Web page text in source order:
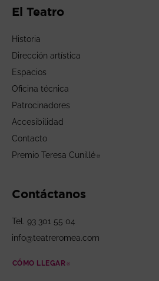
El Teatro
Historia
Dirección artística
Espacios
Oficina técnica
Patrocinadores
Accesibilidad
Contacto
Premio Teresa Cunillé
Contáctanos
Tel. 93 301 55 04
info@teatreromea.com
CÓMO LLEGAR